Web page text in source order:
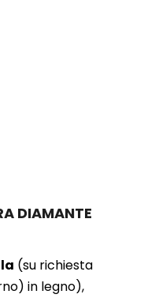
DIAMANTE
(su richiesta
in legno),